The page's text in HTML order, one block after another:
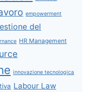
empowerment
del
HR Management
innovazione tecnologica
Labour Law